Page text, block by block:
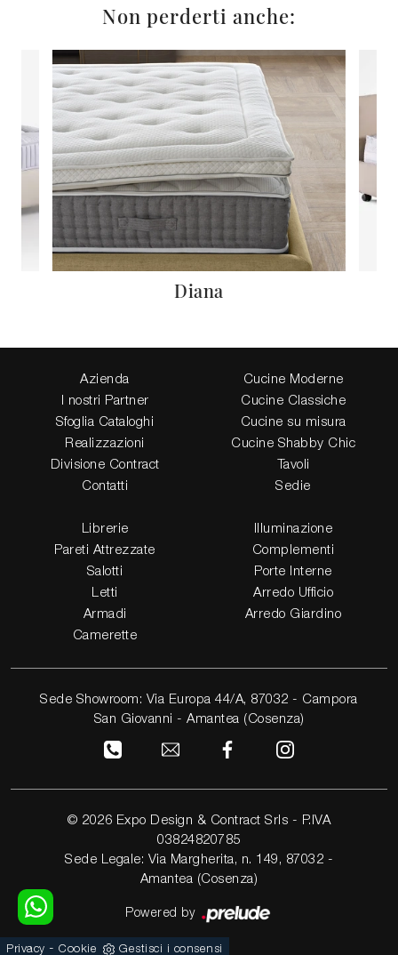
Non perderti anche:
Diana
Azienda
I nostri Partner
Sfoglia Cataloghi
Realizzazioni
Divisione Contract
Contatti
Cucine Moderne
Cucine Classiche
Cucine su misura
Cucine Shabby Chic
Tavoli
Sedie
Librerie
Pareti Attrezzate
Salotti
Letti
Armadi
Camerette
Illuminazione
Complementi
Porte Interne
Arredo Ufficio
Arredo Giardino
Sede Showroom: Via Europa 44/A, 87032 - Campora
San Giovanni - Amantea (Cosenza)
© 2026 Expo Design & Contract Srls - P.IVA
03824820785
Sede Legale: Via Margherita, n. 149, 87032 -
Amantea (Cosenza)
Powered by
Privacy - Cookie Gestisci i consensi